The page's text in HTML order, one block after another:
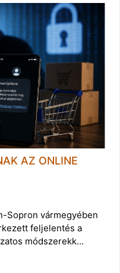
AZ ONLINE
Sopron vármegyében
feljelentés a
módszerekk…